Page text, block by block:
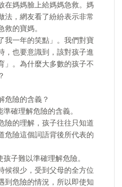
在媽媽臉上給媽媽急救。媽
法，網友看了紛紛表示非常
的寶媽。
我一年的笑點」。我們對寶
，也要意識到，該對孩子進
」。為什麼大多數的孩子不
危險的含義？
確理解危險的含義。
險的理解，孩子往往只知道
危險這個詞語背後所代表的
子難以準確理解危險。
候很少，受到父母的全方位
到危險的情況，所以即使知